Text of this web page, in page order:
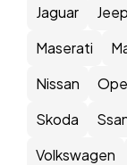
Jaguar
Jeep
Maserati
Nissan
Skoda
Volkswagen